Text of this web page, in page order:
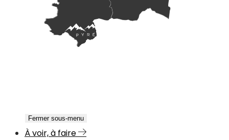
Fermer sous-menu
À voir, à faire